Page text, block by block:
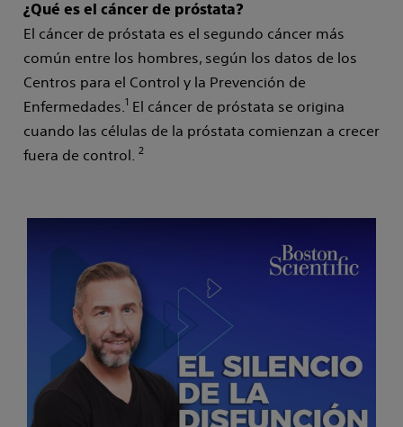
¿Qué es el cáncer de próstata?
El cáncer de próstata es el segundo cáncer más
común entre los hombres, según los datos de los
Centros para el Control y la Prevención de
Enfermedades.1 El cáncer de próstata se origina
cuando las células de la próstata comienzan a crecer
fuera de control. 2